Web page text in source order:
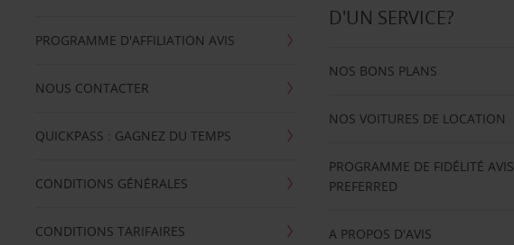
PROGRAMME D'AFFILIATION AVIS
NOUS CONTACTER
QUICKPASS : GAGNEZ DU TEMPS
CONDITIONS GÉNÉRALES
CONDITIONS TARIFAIRES
D'UN SERVICE?
NOS BONS PLANS
NOS VOITURES DE LOCATION
PROGRAMME DE FIDÉLITÉ AVIS
PREFERRED
A PROPOS D'AVIS